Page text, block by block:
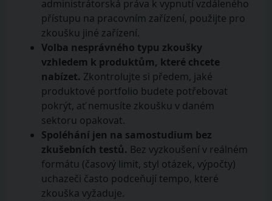
administrátorská práva k vypnutí vzdáleného
přístupu na pracovním zařízení, použijte pro
zkoušku jiné zařízení.
Volba nesprávného typu zkoušky
vzhledem k produktům, které chcete
nabízet. Zkontrolujte si předem, jaké
produktové portfolio budete potřebovat
pokrýt, ať nemusíte zkoušku v daném
sektoru opakovat.
Spoléhání jen na samostudium bez
zkušebních testů. Bez vyzkoušení v reálném
formátu (časový limit, styl otázek, výpočty)
uchazeči často podceňují tempo, které
zkouška vyžaduje.